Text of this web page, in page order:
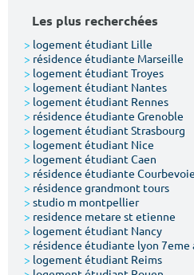
Type de location
Votre date d'entrée
Les plus recherchées
> logement étudiant Lille
> résidence étudiante Marseille
> logement étudiant Troyes
> logement étudiant Nantes
> logement étudiant Rennes
> résidence étudiante Grenoble
> logement étudiant Strasbourg
> logement étudiant Nice
> logement étudiant Caen
> résidence étudiante Courbevoie
> résidence grandmont tours
> studio m montpellier
> residence metare st etienne
> logement étudiant Nancy
> résidence étudiante lyon 7eme
> logement étudiant Reims